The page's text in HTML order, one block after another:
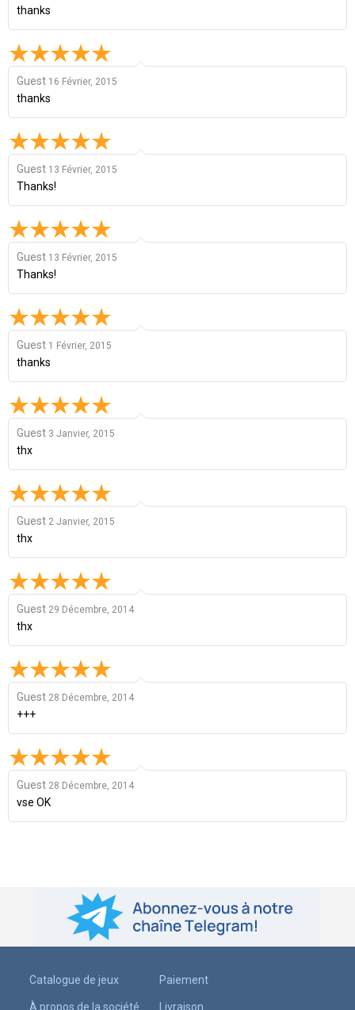
thanks
Guest 16 Février, 2015
thanks
Guest 13 Février, 2015
Thanks!
Guest 13 Février, 2015
Thanks!
Guest 1 Février, 2015
thanks
Guest 3 Janvier, 2015
thx
Guest 2 Janvier, 2015
thx
Guest 29 Décembre, 2014
thx
Guest 28 Décembre, 2014
+++
Guest 28 Décembre, 2014
vse OK
Catalogue de jeux
À propos de la société
Paiement
Livraison